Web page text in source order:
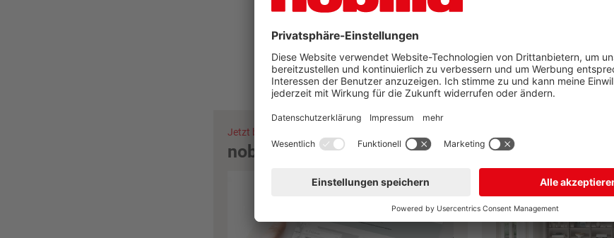
von nobilia gefunden?
Jetzt beraten lassen
nobilia Händlersuche nobilia